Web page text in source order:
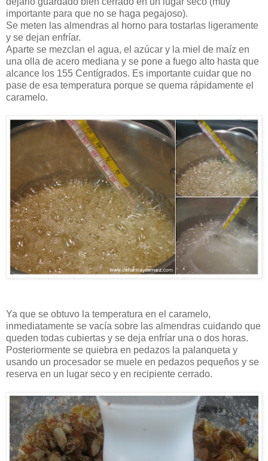
importante para que no se haga pegajoso).
Se meten las almendras al horno para tostarlas ligeramente
y se dejan enfríar.
Aparte se mezclan el agua, el azúcar y la miel de maíz en
una olla de acero mediana y se pone a fuego alto hasta que
alcance los 155 Centígrados. Es importante cuidar que no
pase de esa temperatura porque se quema rápidamente el
caramelo.
Ya que se obtuvo la temperatura en el caramelo,
inmediatamente se vacía sobre las almendras cuidando que
queden todas cubiertas y se deja enfríar una o dos horas.
Posteriormente se quiebra en pedazos la palanqueta y
usando un procesador se muele en pedazos pequeños y se
reserva en un lugar seco y en recipiente cerrado.